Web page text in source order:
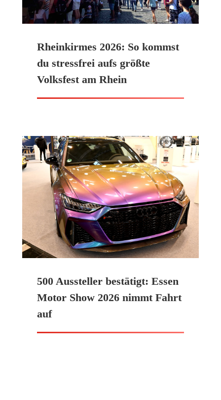
Rheinkirmes 2026: So kommst
du stressfrei aufs größte
Volksfest am Rhein
500 Aussteller bestätigt: Essen
Motor Show 2026 nimmt Fahrt
auf